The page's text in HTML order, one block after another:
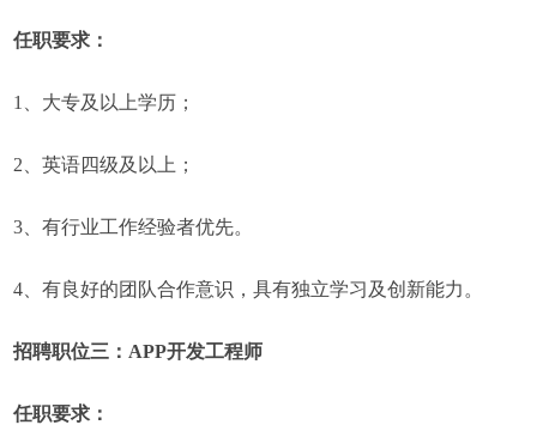
任职要求：
1、大专及以上学历；
2、英语四级及以上；
3、有行业工作经验者优先。
4、有良好的团队合作意识，具有独立学习及创新能力。
招聘职位三：APP开发工程师
任职要求：